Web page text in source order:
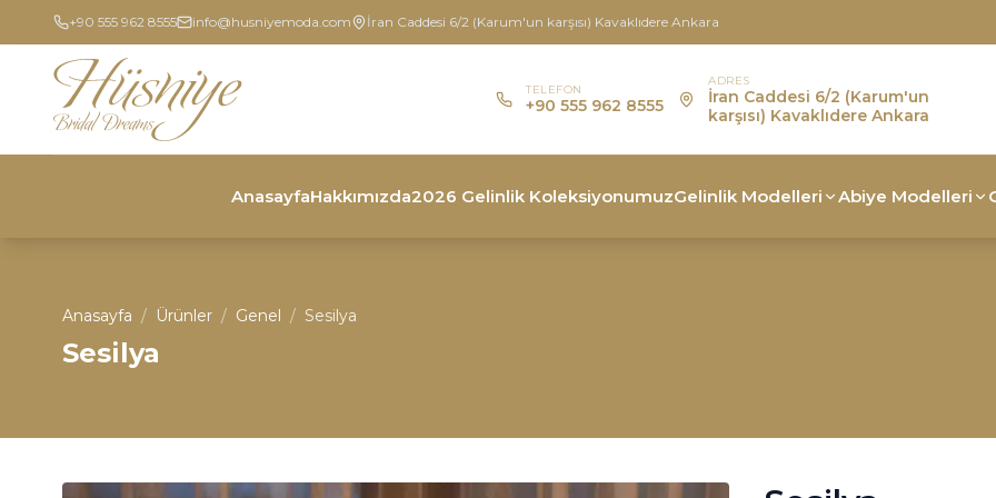
+90 555 962 8555 info@husniyemoda.com İran Caddesi 6/2 (Karum'un karşısı) Kavaklıdere Ankara
TELEFON
+90 555 962 8555
ADRES
İran Caddesi 6/2 (Karum'un
karşısı) Kavaklıdere Ankara
AnasayfaHakkımızda2026 Gelinlik KoleksiyonumuzGelinlik Modelleri Abiye Modelleri
Anasayfa / Ürünler / Genel / Sesilya
Sesilya